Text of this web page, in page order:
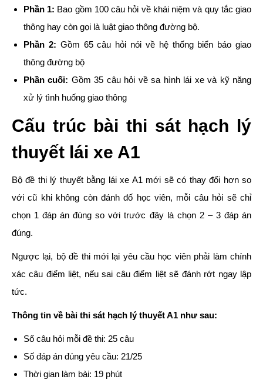
Phần 1: Bao gồm 100 câu hỏi về khái niệm và quy tắc giao
thông hay còn gọi là luật giao thông đường bộ.
Phần 2: Gồm 65 câu hỏi nói về hệ thống biển báo giao
thông đường bộ
Phần cuối: Gồm 35 câu hỏi về sa hình lái xe và kỹ năng
xử lý tình huống giao thông
Cấu trúc bài thi sát hạch lý
thuyết lái xe A1
Bộ đề thi lý thuyết bằng lái xe A1 mới sẽ có thay đổi hơn so
với cũ khi không còn đánh đố học viên, mỗi câu hỏi sẽ chỉ
chọn 1 đáp án đúng so với trước đây là chọn 2 – 3 đáp án
đúng.
Ngược lại, bộ đề thi mới lại yêu cầu học viên phải làm chính
xác câu điểm liệt, nếu sai câu điểm liệt sẽ đánh rớt ngay lập
tức.
Thông tin về bài thi sát hạch lý thuyết A1 như sau:
Số câu hỏi mỗi đề thi: 25 câu
Số đáp án đúng yêu cầu: 21/25
Thời gian làm bài: 19 phút